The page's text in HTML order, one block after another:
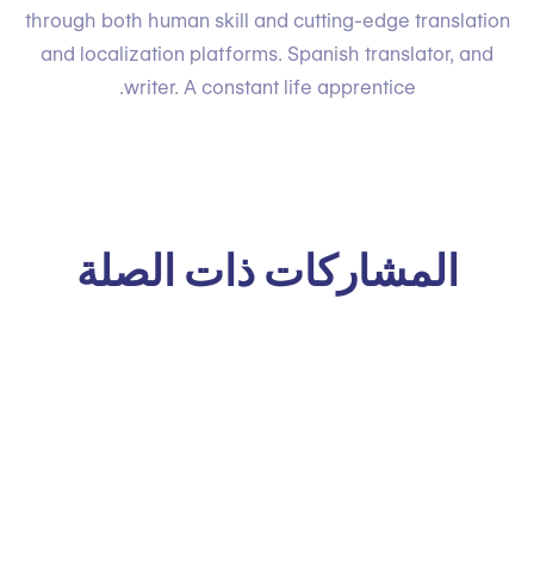
through both human skill and cutting-edge translation
and localization platforms. Spanish translator, and
writer. A constant life apprentice.
المشاركات ذات الصلة